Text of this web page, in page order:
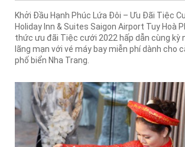
Khởi Đầu Hạnh Phúc Lứa Đôi – Ưu Đãi Tiệc
Holiday Inn & Suites Saigon Airport Tuy Hoà
thức ưu đãi Tiệc cưới 2022 hấp dẫn cùng kỳ
lãng mạn với vé máy bay miễn phí dành cho
phố biển Nha Trang.